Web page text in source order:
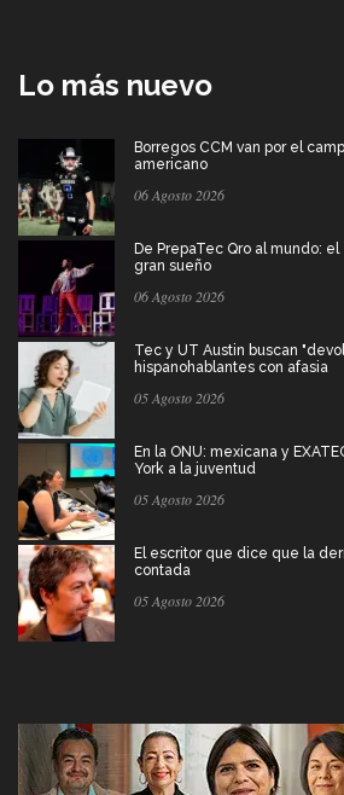
Lo más nuevo
Borregos CCM van por el
americano
06 Agosto 2026
De PrepaTec Qro al mundo:
gran sueño
06 Agosto 2026
Tec y UT Austin buscan
hispanohablantes con afasia
05 Agosto 2026
En la ONU: mexicana y
York a la juventud
05 Agosto 2026
El escritor que dice que la
contada
05 Agosto 2026